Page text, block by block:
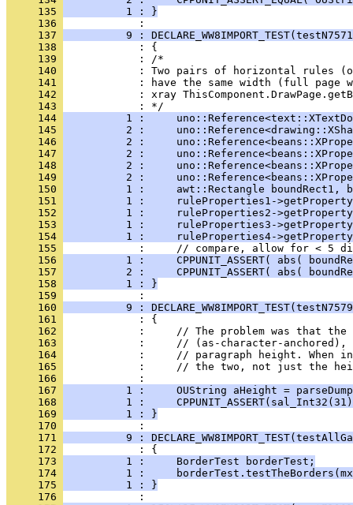
     135
          1 : }
     136
     137
9 :
     138
     139
     140
     141
     142
     143
     144
1 :
     145
2 :
     146
2 :
     147
2 :
     148
2 :
     149
2 :
     150
1 :     awt::Rectangle boundRect1,
     151
1 :     ruleProperties1-
     152
1 :     ruleProperties2-
     153
1 :     ruleProperties3-
     154
1 :     ruleProperties4-
     155
     156
1 :     CPPUNIT_ASSERT( abs(
     157
2 :     CPPUNIT_ASSERT( abs(
     158
          1 : }
     159
     160
9 :
     161
     162
     163
     164
     165
     166
     167
1 :     OUString aHeight =
     168
1 :
     169
          1 : }
     170
     171
9 :
     172
     173
          1 :     BorderTest borderTest;
     174
1 :
     175
          1 : }
     176